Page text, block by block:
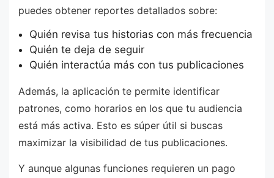
puedes obtener reportes detallados sobre:
Quién revisa tus historias con más frecuencia
Quién te deja de seguir
Quién interactúa más con tus publicaciones
Además, la aplicación te permite identificar
patrones, como horarios en los que tu audiencia
está más activa. Esto es súper útil si buscas
maximizar la visibilidad de tus publicaciones.
Y aunque algunas funciones requieren un pago